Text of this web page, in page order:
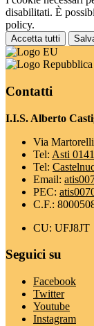
disabilitati. È
policy.
Accetta tutti
Contatti
I.I.S. Alberto
Via
Tel: Asti
Tel:
Email:
PEC:
C.F.:
CU: UFJ8JT
Seguici su
Facebook
Twitter
Youtube
Instagram